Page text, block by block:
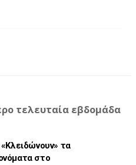
τελευταία εβδομάδα
τα
στο